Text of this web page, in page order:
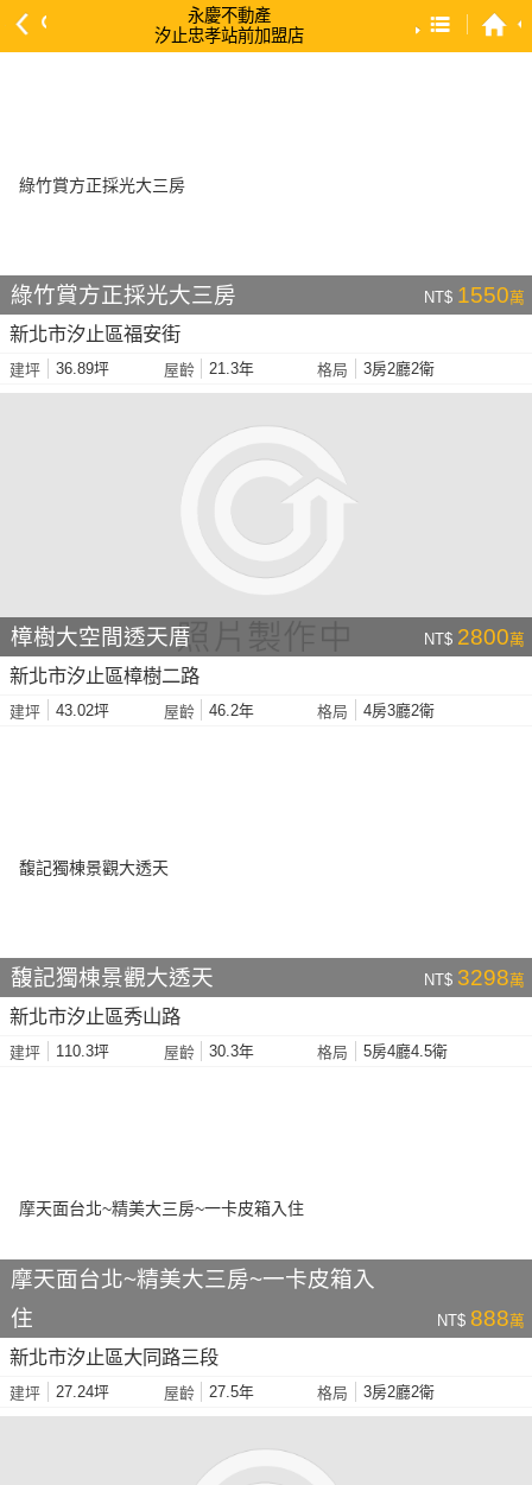
永慶不動產
汐止忠孝站前加盟店
依建物坪數 大 → 小
依土地坪數 大 → 小
綠竹賞方正採光大三房 NT$ 1550萬
新北市汐止區福安街
建坪 36.89坪 屋齡 21.3年 格局 3房2廳2衛
樟樹大空間透天厝 NT$ 2800萬
新北市汐止區樟樹二路
建坪 43.02坪 屋齡 46.2年 格局 4房3廳2衛
馥記獨棟景觀大透天 NT$ 3298萬
新北市汐止區秀山路
建坪 110.3坪 屋齡 30.3年 格局 5房4廳4.5衛
摩天面台北~精美大三房~一卡皮箱入
住
NT$ 888萬
新北市汐止區大同路三段
建坪 27.24坪 屋齡 27.5年 格局 3房2廳2衛